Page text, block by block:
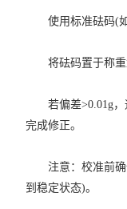
使用标准砝码(如
将砝码置于称重
若偏差>0.01g，
完成修正。
注意：校准前确
到稳定状态)。